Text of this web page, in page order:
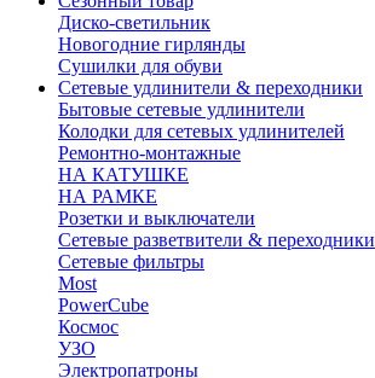
Диско-светильник
Новогодние гирлянды
Сушилки для обуви
Сетевые удлинители & переходники
Бытовые сетевые удлинители
Колодки для сетевых удлинителей
Ремонтно-монтажные
НА КАТУШКЕ
НА РАМКЕ
Розетки и выключатели
Сетевые разветвители & переходники
Сетевые фильтры
Most
PowerCube
Космос
УЗО
Электропатроны